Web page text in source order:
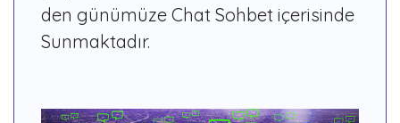
den günümüze Chat Sohbet içerisinde
Sunmaktadır.